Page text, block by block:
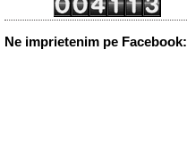
Ne imprietenim pe Facebook: